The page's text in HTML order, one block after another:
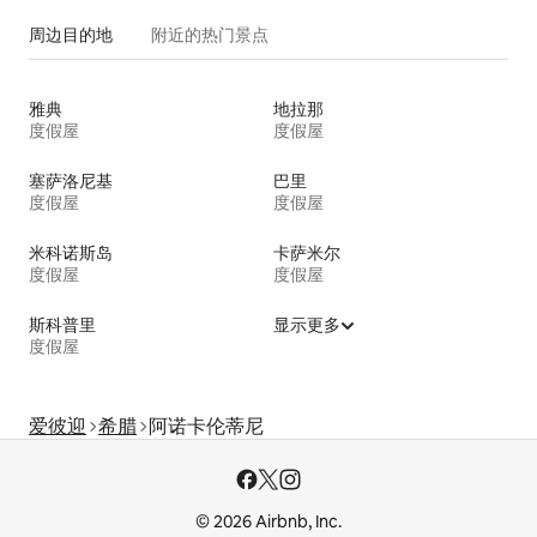
周边目的地 附近的热门景点
雅典
度假屋
地拉那
度假屋
塞萨洛尼基
度假屋
巴里
度假屋
米科诺斯岛
度假屋
卡萨米尔
度假屋
斯科普里
度假屋
显示更多
爱彼迎 希腊 阿诺卡伦蒂尼
© 2026 Airbnb, Inc.